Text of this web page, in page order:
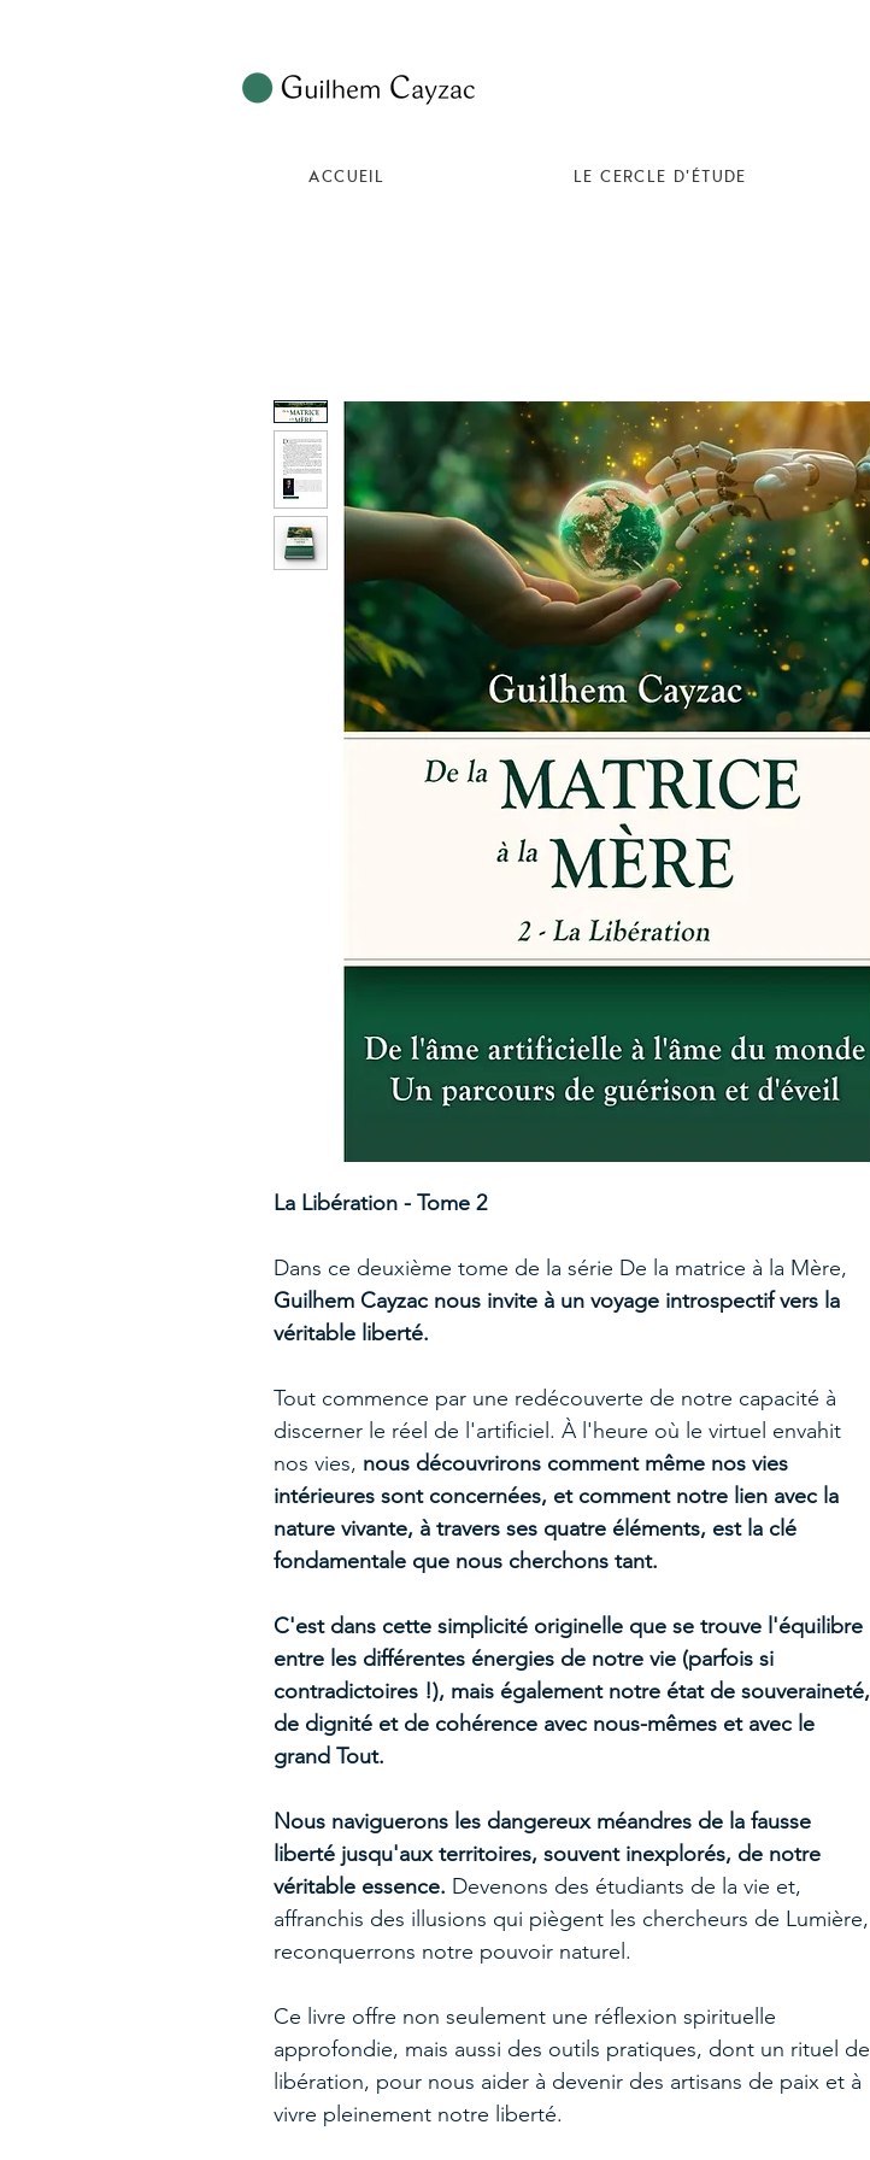
ACCUEIL LE CERCLE D'ÉTUDE
La Libération - Tome 2
Dans ce deuxième tome de la série De la matrice à la Mère,
Guilhem Cayzac nous invite à un voyage introspectif vers la
véritable liberté.
Tout commence par une redécouverte de notre capacité à
discerner le réel de l'artificiel. À l'heure où le virtuel envahit
nos vies, nous découvrirons comment même nos vies
intérieures sont concernées, et comment notre lien avec la
nature vivante, à travers ses quatre éléments, est la clé
fondamentale que nous cherchons tant.
C'est dans cette simplicité originelle que se trouve l'équilibre
entre les différentes énergies de notre vie (parfois si
contradictoires !), mais également notre état de souveraineté,
de dignité et de cohérence avec nous-mêmes et avec le
grand Tout.
Nous naviguerons les dangereux méandres de la fausse
liberté jusqu'aux territoires, souvent inexplorés, de notre
véritable essence. Devenons des étudiants de la vie et,
affranchis des illusions qui piègent les chercheurs de Lumière,
reconquerrons notre pouvoir naturel.
Ce livre offre non seulement une réflexion spirituelle
approfondie, mais aussi des outils pratiques, dont un rituel de
libération, pour nous aider à devenir des artisans de paix et à
vivre pleinement notre liberté.